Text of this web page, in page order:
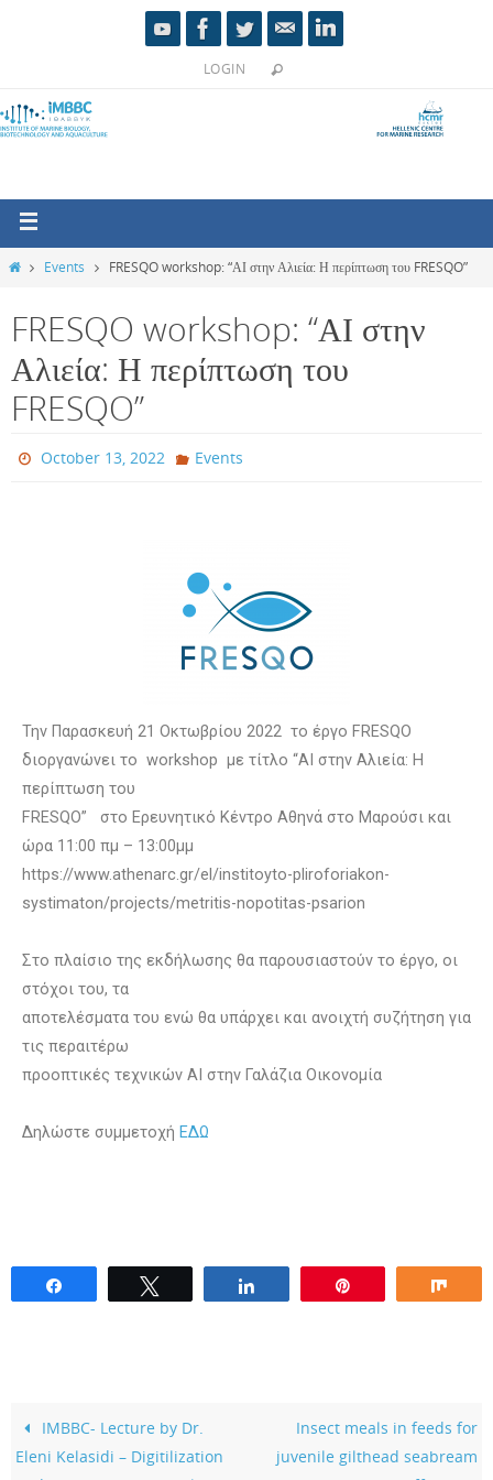
LOGIN
Events FRESQO workshop: “ΑΙ στην Αλιεία: Η περίπτωση του FRESQO”
FRESQO workshop: “ΑΙ στην
Αλιεία: Η περίπτωση του
FRESQO”
October 13, 2022 Events
Την Παρασκευή 21 Οκτωβρίου 2022 το έργο FRESQO
διοργανώνει το workshop με τίτλο “ΑΙ στην Αλιεία: Η
περίπτωση του
FRESQO” στο Ερευνητικό Κέντρο Αθηνά στο Μαρούσι και
ώρα 11:00 πμ – 13:00μμ
https://www.athenarc.gr/el/institoyto-pliroforiakon-
systimaton/projects/metritis-nopotitas-psarion
Στο πλαίσιο της εκδήλωσης θα παρουσιαστούν το έργο, οι
στόχοι του, τα
αποτελέσματα του ενώ θα υπάρχει και ανοιχτή συζήτηση για
τις περαιτέρω
προοπτικές τεχνικών ΑΙ στην Γαλάζια Οικονομία
Δηλώστε συμμετοχή ΕΔΩ
IMBBC- Lecture by Dr.
Eleni Kelasidi – Digitilization
Insect meals in feeds for
juvenile gilthead seabream